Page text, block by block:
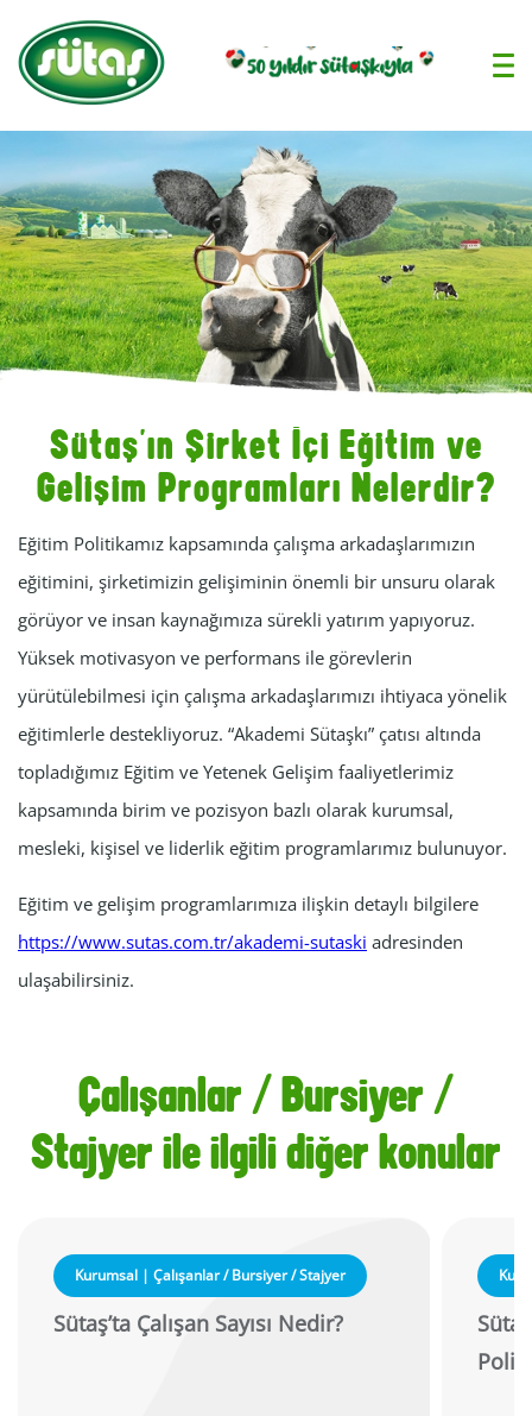
Sütaş’ın Şirket İçi Eğitim ve
Gelişim Programları Nelerdir?
Eğitim Politikamız kapsamında çalışma arkadaşlarımızın
eğitimini, şirketimizin gelişiminin önemli bir unsuru olarak
görüyor ve insan kaynağımıza sürekli yatırım yapıyoruz.
Yüksek motivasyon ve performans ile görevlerin
yürütülebilmesi için çalışma arkadaşlarımızı ihtiyaca yönelik
eğitimlerle destekliyoruz. “Akademi Sütaşkı” çatısı altında
topladığımız Eğitim ve Yetenek Gelişim faaliyetlerimiz
kapsamında birim ve pozisyon bazlı olarak kurumsal,
mesleki, kişisel ve liderlik eğitim programlarımız bulunuyor.
Eğitim ve gelişim programlarımıza ilişkin detaylı bilgilere
https://www.sutas.com.tr/akademi-sutaski adresinden
ulaşabilirsiniz.
Çalışanlar / Bursiyer /
Stajyer ile ilgili diğer konular
Kurumsal | Çalışanlar / Bursiyer / Stajyer
Sütaş’ta Çalışan Sayısı Nedir?